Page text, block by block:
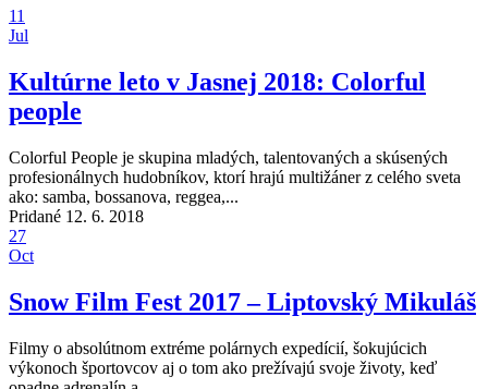
11
Jul
Kultúrne leto v Jasnej 2018: Colorful
people
Colorful People je skupina mladých, talentovaných a skúsených
profesionálnych hudobníkov, ktorí hrajú multižáner z celého sveta
ako: samba, bossanova, reggea,...
Pridané 12. 6. 2018
27
Oct
Snow Film Fest 2017 – Liptovský Mikuláš
Filmy o absolútnom extréme polárnych expedícií, šokujúcich
výkonoch športovcov aj o tom ako prežívajú svoje životy, keď